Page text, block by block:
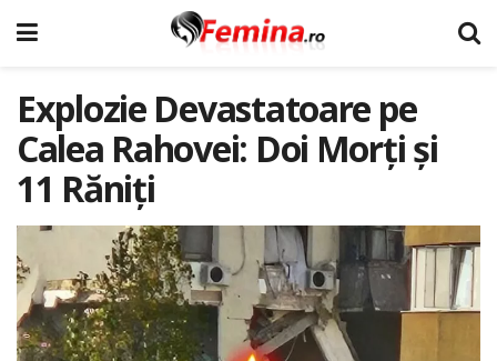
Explozie Devastatoare pe
Calea Rahovei: Doi Morți și
11 Răniți